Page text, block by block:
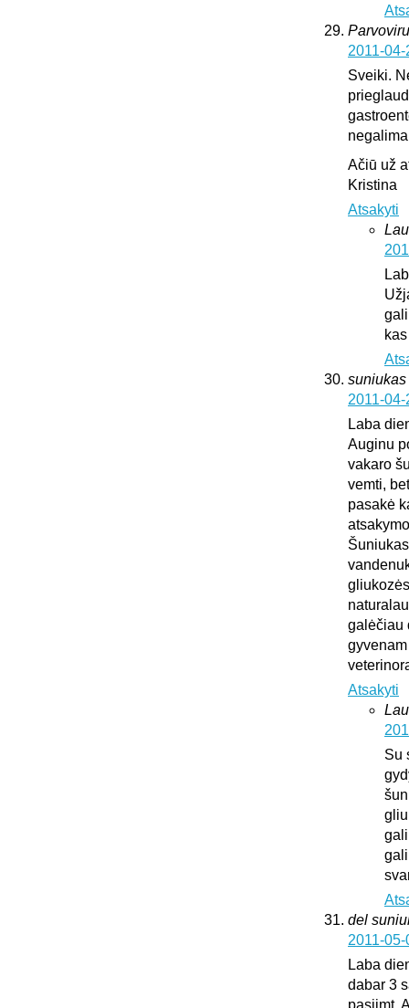
2011-
Sveiki.
Ačiū už
Kristina
Atsakyti
suniukas
2011-
Laba
Auginu
vakaro
vemti,
pasakė
galėčiau
Atsakyti
Su
del
2011-
Laba
dabar 3
pasiimt.